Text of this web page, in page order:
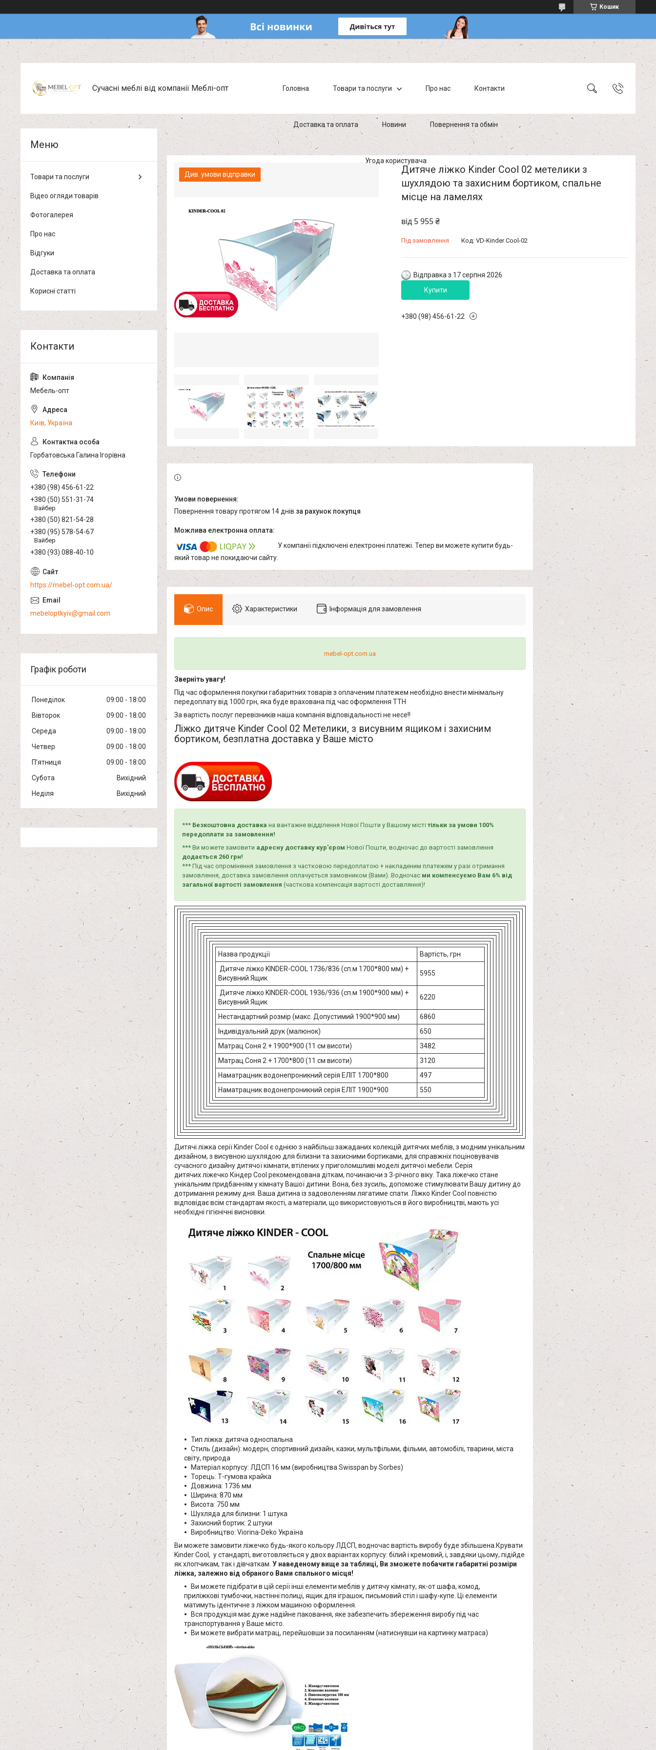
Кошик
Сучасні меблі від компанії Меблі-опт Головна Товари та послуги Про нас Контакти
Доставка та оплата Новини Повернення та обмін
Угода користувача
Див. умови відправки
Дитяче ліжко Kinder Cool 02 метелики з
шухлядою та захисним бортиком, спальне
місце на ламелях
від 5 955 ₴
Під замовлення Код: VD-Kinder Cool-02
Відправка з 17 серпня 2026
Купити
+380 (98) 456-61-22
повернення товару протягом 14 днів за рахунок покупця
У компанії підключені електронні платежі. Тепер ви можете купити будь-
який товар не покидаючи сайту.
Опис Характеристики Інформація для замовлення
mebel-opt.com.ua
Зверніть увагу!
Під час оформлення покупки габаритних товарів з оплаченим платежем необхідно внести мінімальну
передоплату від 1000 грн, яка буде врахована під час оформлення ТТН
За вартість послуг перевізників наша компанія відповідальності не несе!!
Ліжко дитяче Kinder Cool 02 Метелики, з висувним ящиком і захисним
бортиком, безплатна доставка у Ваше місто
*** Безкоштовна доставка на вантажне відділення Нової Пошти у Вашому містітільки за умови 100%
передоплати за замовлення!
*** Ви можете замовити адресну доставку кур'єром Нової Пошти, водночас до вартості замовлення
додається 260 грн!
*** Під час опромінення замовлення з частковою передоплатою + накладеним платежем у разі отримання
замовлення, доставка замовлення оплачується замовником (Вами). Водночас ми компенсуємо Вам 6% від
загальної вартості замовлення (часткова компенсація вартості доставляння)!
Назва продукції
Вартість, грн
Дитяче ліжко KINDER-COOL 1736/836 (сп.м 1700*800 мм) +
Висувний Ящик
5955
Дитяче ліжко KINDER-COOL 1936/936 (сп.м 1900*900 мм) +
Висувний Ящик
6220
Нестандартний розмір (макс. Допустимий 1900*900 мм)
6860
Індивідуальний друк (малюнок)
650
Матрац Соня 2 + 1900*900 (11 см висоти)
3482
Матрац Соня 2 + 1700*800 (11 см висоти)
3120
Наматрацник водонепроникний серія ЕЛІТ 1700*800
497
Наматрацник водонепроникний серія ЕЛІТ 1900*900
550
Дитячі ліжка серії Kinder Cool є однією з найбільш зажаданих колекцій дитячих меблів, з модним унікальним
дизайном, з висувною шухлядою для білизни та захисними бортиками, для справжніх поціновувачів
сучасного дизайну дитячої кімнати, втілених у приголомшливі моделі дитячої мебели. Серія
дитячих ліжечко Кіндер Cool рекомендована діткам, починаючи з 3-річного віку. Така ліжечко стане
унікальним придбанням у кімнату Вашої дитини. Вона, без зусиль, допоможе стимулювати Вашу дитину до
дотримання режиму дня. Ваша дитина із задоволенням лягатиме спати. Ліжко Kinder Cool повністю
відповідає всім стандартам якості, а матеріали, що використовуються в його виробництві, мають усі
необхідні гігієнічні висновки.
Тип ліжка: дитяча односпальна
Стиль (дизайн): модерн, спортивний дизайн, казки, мультфільми, фільми, автомобілі, тварини, міста
світу, природа
Матеріал корпусу: ЛДСП 16 мм (виробництва Swisspan by Sorbes)
Торець: Т-гумова крайка
Довжина: 1736 мм
Ширина: 870 мм
Висота: 750 мм
Шухляда для білизни: 1 штука
Захисний бортик: 2 штуки
Виробництво: Viorina-Deko Україна
Ви можете замовити ліжечко будь-якого кольору ЛДСП, водночас вартість виробу буде збільшена.Крувати
Kinder Cool, у стандарті, виготовляється у двох варіантах корпусу: білий і кремовий, і, завдяки цьому, підійде
як хлопчикам, так і дівчаткам. У наведеному вище за таблиці, Ви зможете побачити габаритні розміри
ліжка, залежно від обраного Вами спального місця!
Ви можете підібрати в цій серії інші елементи меблів у дитячу кімнату, як-от шафа, комод,
приліжкові тумбочки, настінні полиці, ящик для іграшок, письмовий стіл і шафу-купе. Ці елементи
матимуть ідентичне з ліжком машиною оформлення.
Вся продукція має дуже надійне паковання, яке забезпечить збереження виробу під час
транспортування у Ваше місто.
Ви можете вибрати матрац, перейшовши за посиланням (натиснувши на картинку матраса)
Товари та послуги
Відео огляди товарів
Фотогалерея
Про нас
Відгуки
Доставка та оплата
Корисні статті
Мебель-опт
Київ, Україна
Горбатовська Галина Ігорівна
+380 (98) 456-61-22
+380 (50) 551-31-74
Вайбер
+380 (50) 821-54-28
+380 (95) 578-54-67
Вайбер
+380 (93) 088-40-10
https://mebel-opt.com.ua/
mebeloptkyiv@gmail.com
Графік роботи
Понеділок 09:00
18:00
Вівторок
09:00
18:00
Середа
09:00
18:00
Четвер
09:00
18:00
Пʼятниця
09:00
18:00
Субота
Вихідний
Неділя
Вихідний